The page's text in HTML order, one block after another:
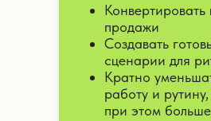
Конвертировать
продажи
Создавать
сценарии для
Кратно
работу и
при этом